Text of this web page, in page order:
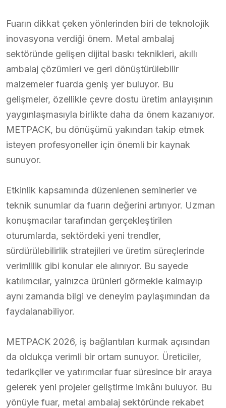
Fuarın dikkat çeken yönlerinden biri de teknolojik
inovasyona verdiği önem. Metal ambalaj
sektöründe gelişen dijital baskı teknikleri, akıllı
ambalaj çözümleri ve geri dönüştürülebilir
malzemeler fuarda geniş yer buluyor. Bu
gelişmeler, özellikle çevre dostu üretim anlayışının
yaygınlaşmasıyla birlikte daha da önem kazanıyor.
METPACK, bu dönüşümü yakından takip etmek
isteyen profesyoneller için önemli bir kaynak
sunuyor.
Etkinlik kapsamında düzenlenen seminerler ve
teknik sunumlar da fuarın değerini artırıyor. Uzman
konuşmacılar tarafından gerçekleştirilen
oturumlarda, sektördeki yeni trendler,
sürdürülebilirlik stratejileri ve üretim süreçlerinde
verimlilik gibi konular ele alınıyor. Bu sayede
katılımcılar, yalnızca ürünleri görmekle kalmayıp
aynı zamanda bilgi ve deneyim paylaşımından da
faydalanabiliyor.
METPACK 2026, iş bağlantıları kurmak açısından
da oldukça verimli bir ortam sunuyor. Üreticiler,
tedarikçiler ve yatırımcılar fuar süresince bir araya
gelerek yeni projeler geliştirme imkânı buluyor. Bu
yönüyle fuar, metal ambalaj sektöründe rekabet